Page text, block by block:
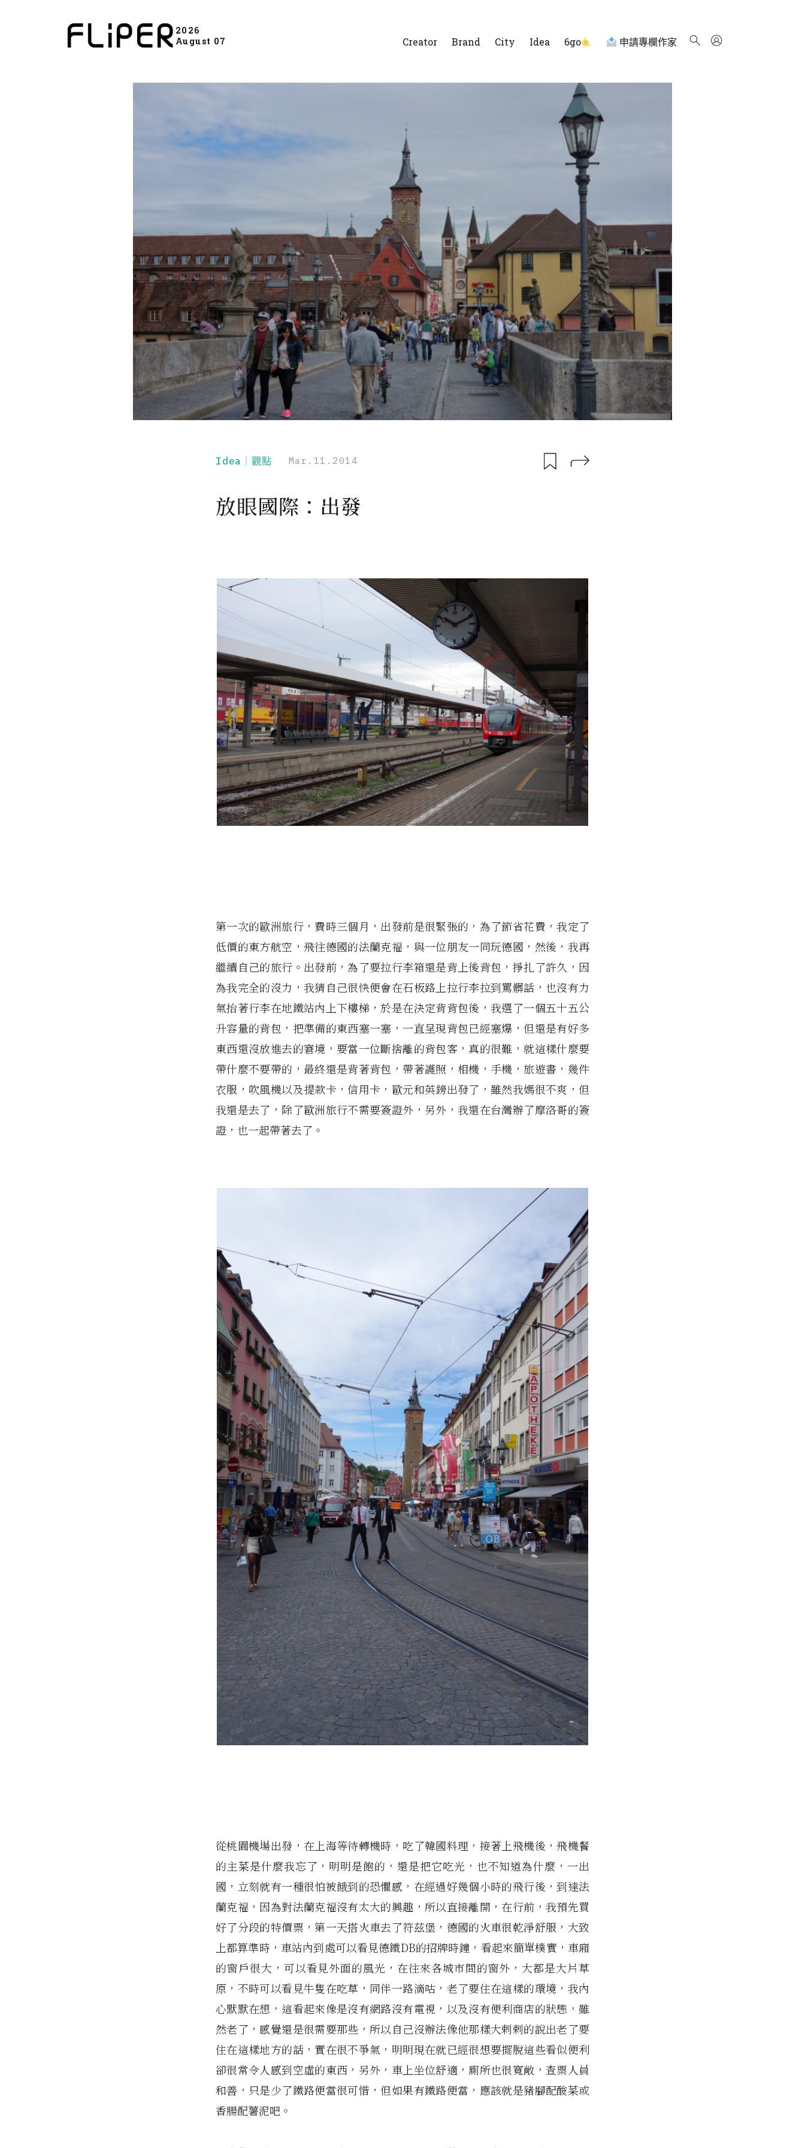
2026
August 07
Creator Brand City Idea 6go 申請專欄作家
Idea｜觀點 Mar.11.2014
放眼國際：出發
第一次的歐洲旅行，費時三個月，出發前是很緊張的，為了節省花費，我定了
低價的東方航空，飛往德國的法蘭克福，與一位朋友一同玩德國，然後，我再
繼續自己的旅行。出發前，為了要拉行李箱還是背上後背包，掙扎了許久，因
為我完全的沒力，我猜自己很快便會在石板路上拉行李拉到罵髒話，也沒有力
氣抬著行李在地鐵站內上下樓梯，於是在決定背背包後，我選了一個五十五公
升容量的背包，把準備的東西塞一塞，一直呈現背包已經塞爆，但還是有好多
東西還沒放進去的窘境，要當一位斷捨離的背包客，真的很難，就這樣什麼要
帶什麼不要帶的，最終還是背著背包，帶著護照，相機，手機，旅遊書，幾件
衣服，吹風機以及提款卡，信用卡，歐元和英鎊出發了，雖然我媽很不爽，但
我還是去了，除了歐洲旅行不需要簽證外，另外，我還在台灣辦了摩洛哥的簽
證，也一起帶著去了。
從桃園機場出發，在上海等待轉機時，吃了韓國料理，接著上飛機後，飛機餐
的主菜是什麼我忘了，明明是飽的，還是把它吃光，也不知道為什麼，一出
國，立刻就有一種很怕被餓到的恐懼感，在經過好幾個小時的飛行後，到達法
蘭克福，因為對法蘭克福沒有太大的興趣，所以直接離開，在行前，我預先買
好了分段的特價票，第一天搭火車去了符茲堡，德國的火車很乾淨舒服，大致
上都算準時，車站內到處可以看見德鐵DB的招牌時鐘，看起來簡單樸實，車廂
的窗戶很大，可以看見外面的風光，在往來各城市間的窗外，大都是大片草
原，不時可以看見牛隻在吃草，同伴一路滴咕，老了要住在這樣的環境，我內
心默默在想，這看起來像是沒有網路沒有電視，以及沒有便利商店的狀態，雖
然老了，感覺還是很需要那些，所以自己沒辦法像他那樣大剌剌的說出老了要
住在這樣地方的話，實在很不爭氣，明明現在就已經很想要擺脫這些看似便利
卻很常令人感到空虛的東西，另外，車上坐位舒適，廁所也很寬敞，查票人員
和善，只是少了鐵路便當很可惜，但如果有鐵路便當，應該就是豬腳配酸菜或
香腸配薯泥吧。